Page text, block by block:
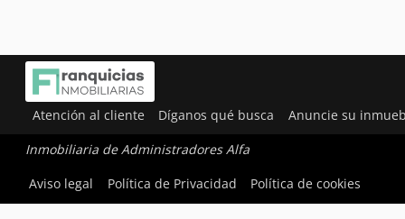
Atención al cliente Díganos qué busca Anuncie su
Inmobiliaria de Administradores Alfa
Aviso legal
Política de Privacidad Política de cookies